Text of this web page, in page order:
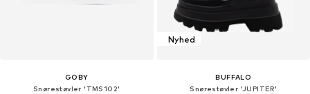
GOBY
Snørestøvler 'TMS102'
Nyhed
BUFFALO
Snørestøvler 'JUPITER'